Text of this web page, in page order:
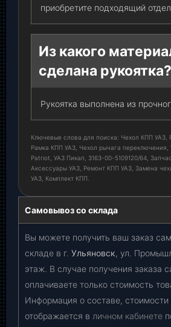
приобретите подходящий
Из какого
сделана рукоятка?
Рукоятка выполнена из
Ключевые слова для поиска: Чехол КПП УАЗ,
Рамка КПП УАЗ, Чехол рычага переключения,
Patriot, УАЗ Пикап, 3163-00-5109120/64,
Аксессуары УАЗ, Ремонт КПП УАЗ, Замена
УАЗ, Комплект КПП.
Самовывоз со склада
Вы можете получить ваш заказ
складе в г. Ульяновск, ул.
этаж. В случае получения заказа
оплачиваете только стоимость
Информация о составе, стоимости
отображается в личном кабинете